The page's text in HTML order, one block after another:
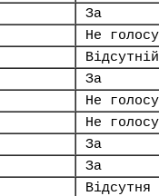
За
Не
Відсутній
За
Не
Не
За
За
Відсутня